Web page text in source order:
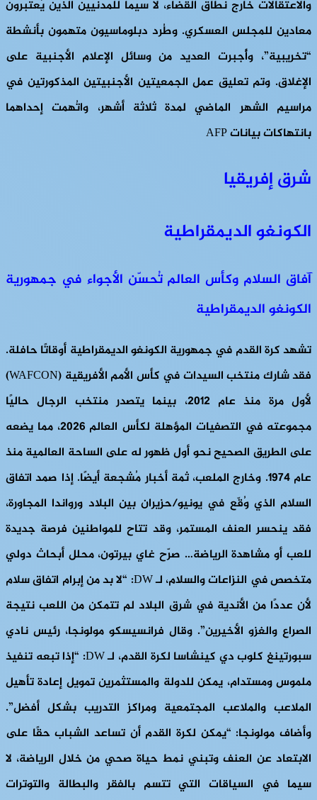
والاعتقالات خارج نطاق القضاء، لا سيما للمدنيين الذين يُعتبرون
معادين للمجلس العسكري. وطُرد دبلوماسيون متهمون بأنشطة
“تخريبية”، وأُجبرت العديد من وسائل الإعلام الأجنبية على
الإغلاق. وتم تعليق عمل الجمعيتين الأجنبيتين المذكورتين في
مراسيم الشهر الماضي لمدة ثلاثة أشهر، واتُهمت إحداهما
بانتهاكات بيانات AFP
شرق إفريقيا
الكونغو الديمقراطية
آفاق السلام وكأس العالم تُحسّن الأجواء في جمهورية
الكونغو الديمقراطية
تشهد كرة القدم في جمهورية الكونغو الديمقراطية أوقاتًا حافلة.
فقد شارك منتخب السيدات في كأس الأمم الأفريقية (WAFCON)
لأول مرة منذ عام ٢٠١٢، بينما يتصدر منتخب الرجال حاليًا
مجموعته في التصفيات المؤهلة لكأس العالم ٢٠٢٦، مما يضعه
على الطريق الصحيح نحو أول ظهور له على الساحة العالمية منذ
عام ١٩٧٤. وخارج الملعب، ثمة أخبار مُشجعة أيضًا. إذا صمد اتفاق
السلام الذي وُقّع في يونيو/حزيران بين البلاد ورواندا المجاورة،
فقد ينحسر العنف المستمر، وقد تتاح للمواطنين فرصة جديدة
للعب أو مشاهدة الرياضة… صرّح غاي بيرتون، محلل أبحاث دولي
متخصص في النزاعات والسلام، لـ DW: “لا بد من إبرام اتفاق سلام
لأن عددًا من الأندية في شرق البلاد لم تتمكن من اللعب نتيجة
الصراع والغزو الأخيرين”. وقال فرانسيسكو مولونجا، رئيس نادي
سبورتينغ كلوب دي كينشاسا لكرة القدم، لـ DW: “إذا تبعه تنفيذ
ملموس ومستدام، يمكن للدولة والمستثمرين تمويل إعادة تأهيل
الملاعب والملاعب المجتمعية ومراكز التدريب بشكل أفضل”.
وأضاف مولونجا: “يمكن لكرة القدم أن تساعد الشباب حقًا على
الابتعاد عن العنف وتبني نمط حياة صحي من خلال الرياضة، لا
سيما في السياقات التي تتسم بالفقر والبطالة والتوترات